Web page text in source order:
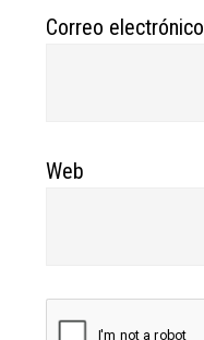
Correo electrónico
Web